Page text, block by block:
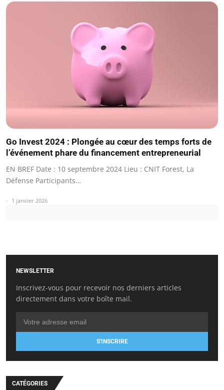
Go Invest 2024 : Plongée au cœur des temps forts de
l’événement phare du financement entrepreneurial
EN BREF Date : 10 septembre 2024 Lieu : CNIT Forest, La
Défense Participants…
1 janvier 2026
NEWSLETTER
Inscrivez-vous pour recevoir nos derniers articles
directement dans votre boîte mail.
S'INSCRIRE
CATÉGORIES